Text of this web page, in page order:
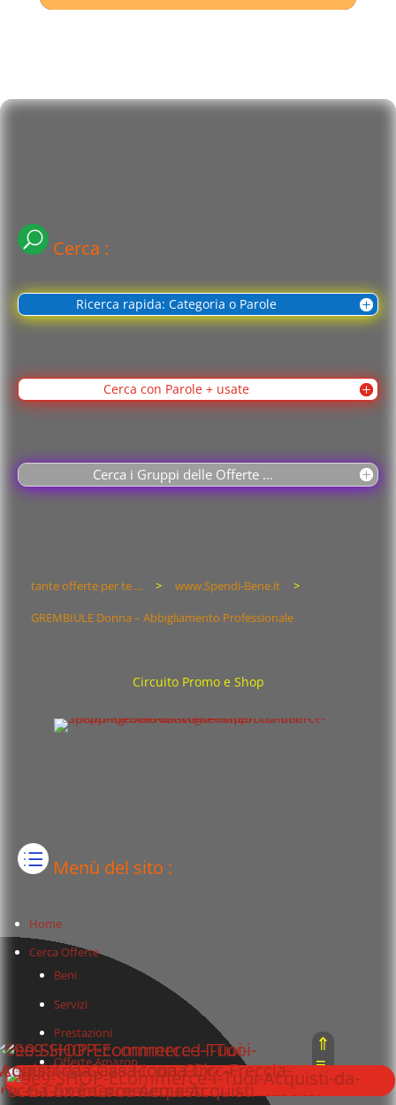
Cerca :
Ricerca rapida: Categoria o Parole
Cerca con Parole + usate
Cerca i Gruppi delle Offerte ...
tante offerte per te ... > www.Spendi-Bene.it
>
GREMBIULE Donna – Abbigliamento Professionale
Circuito Promo e Shop
Menù del sito :
Home
Cerca Offerte
Beni
Servizi
Prestazioni
Offerte Amazon
Offerte in Sconto
⇑
≡
⇓